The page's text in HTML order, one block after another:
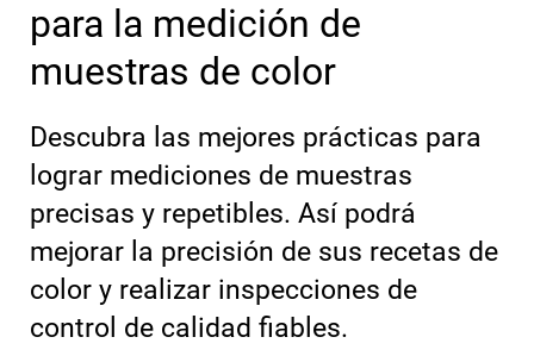
para la medición de
muestras de color
Descubra las mejores prácticas para
lograr mediciones de muestras
precisas y repetibles. Así podrá
mejorar la precisión de sus recetas de
color y realizar inspecciones de
control de calidad fiables.